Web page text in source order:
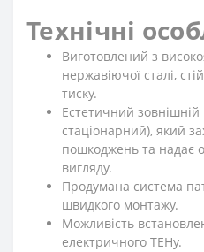
Технічні
Виготовлений з
нержавіючої сталі,
тиску.
Естетичний
стаціонарний), який
пошкоджень та надає
вигляду.
Продумана система
швидкого монтажу.
Можливість
електричного ТЕНу.